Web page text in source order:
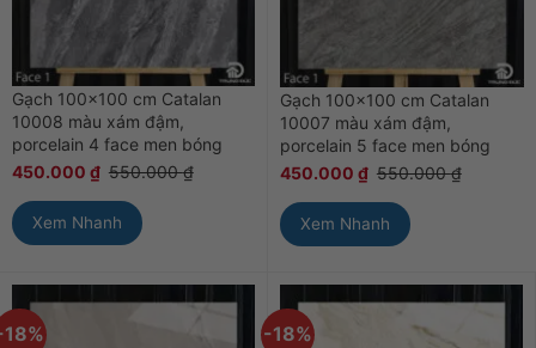
Gạch 100×100 cm Catalan
10008 màu xám đậm,
porcelain 4 face men bóng
450.000 ₫ 550.000₫
Xem Nhanh
Gạch 100×100 cm Catalan
10007 màu xám đậm,
porcelain 5 face men bóng
450.000 ₫ 550.000₫
Xem Nhanh
-18%